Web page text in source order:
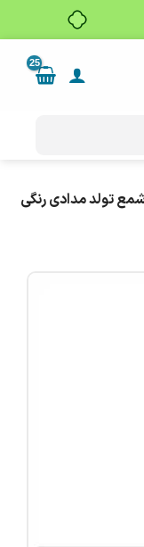
تولد مدادی رنگی